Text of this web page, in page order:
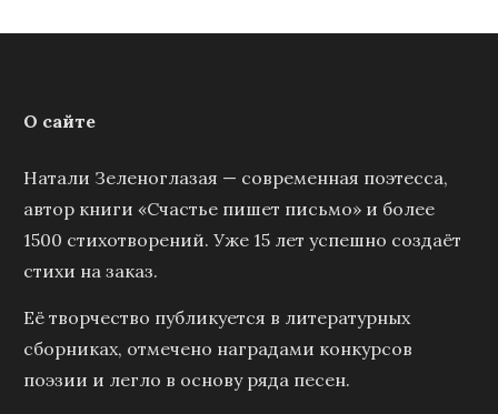
О сайте
Натали Зеленоглазая — современная поэтесса,
автор книги «Счастье пишет письмо» и более
1500 стихотворений. Уже 15 лет успешно создаёт
стихи на заказ.
Её творчество публикуется в литературных
сборниках, отмечено наградами конкурсов
поэзии и легло в основу ряда песен.